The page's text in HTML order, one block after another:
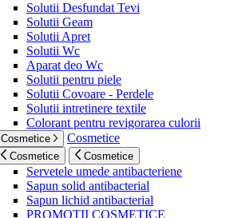
Solutii Desfundat Tevi
Solutii Geam
Solutii Apret
Solutii Wc
Aparat deo Wc
Solutii pentru piele
Solutii Covoare - Perdele
Solutii intretinere textile
Colorant pentru revigorarea culorii
Cosmetice Cosmetice
Cosmetice Cosmetice
Servetele umede antibacteriene
Sapun solid antibacterial
Sapun lichid antibacterial
PROMOTII COSMETICE